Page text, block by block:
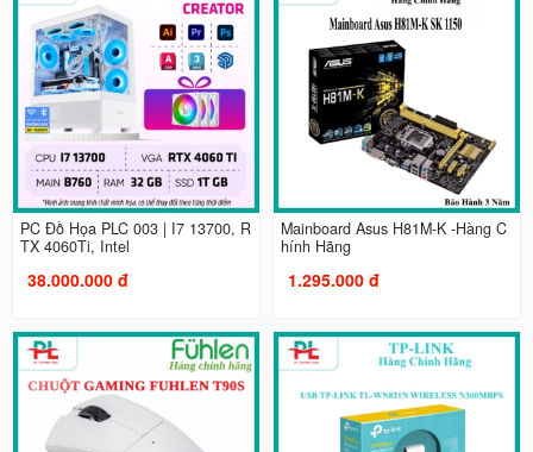
PC Đồ Họa PLC 003 | I7 13700, R
TX 4060Ti, Intel
38.000.000 đ
Mainboard Asus H81M-K -Hàng C
hính Hãng
1.295.000 đ